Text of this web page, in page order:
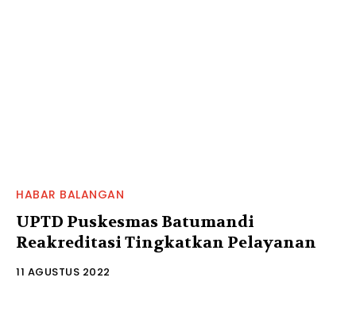
HABAR BALANGAN
UPTD Puskesmas Batumandi
Reakreditasi Tingkatkan Pelayanan
11 AGUSTUS 2022